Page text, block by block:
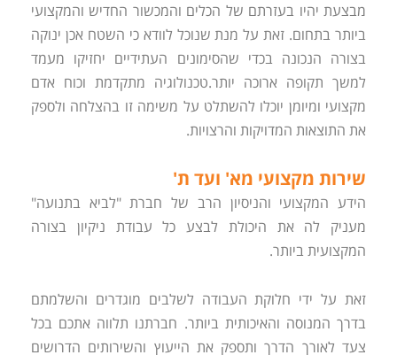
מבצעת יהיו בעזרתם של הכלים והמכשור החדיש והמקצועי
ביותר בתחום. זאת על מנת שנוכל לוודא כי השטח אכן ינוקה
בצורה הנכונה בכדי שהסימונים העתידיים יחזיקו מעמד
למשך תקופה ארוכה יותר.טכנולוגיה מתקדמת וכוח אדם
מקצועי ומיומן יוכלו להשתלט על משימה זו בהצלחה ולספק
את התוצאות המדויקות והרצויות.
שירות מקצועי מא' ועד ת'
הידע המקצועי והניסיון הרב של חברת "לביא בתנועה"
מעניק לה את היכולת לבצע כל עבודת ניקיון בצורה
המקצועית ביותר.
זאת על ידי חלוקת העבודה לשלבים מוגדרים והשלמתם
בדרך המנוסה והאיכותית ביותר. חברתנו תלווה אתכם בכל
צעד לאורך הדרך ותספק את הייעוץ והשירותים הדרושים